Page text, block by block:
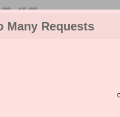
Many Requests
- 16:00